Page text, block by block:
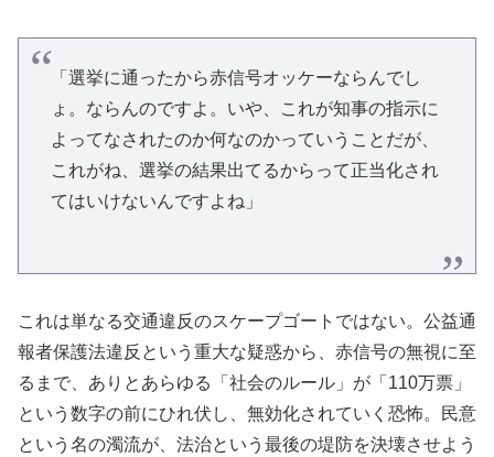
「選挙に通ったから赤信号オッケーならんでし
ょ。ならんのですよ。いや、これが知事の指示に
よってなされたのか何なのかっていうことだが、
これがね、選挙の結果出てるからって正当化され
てはいけないんですよね」
これは単なる交通違反のスケープゴートではない。公益通
報者保護法違反という重大な疑惑から、赤信号の無視に至
るまで、ありとあらゆる「社会のルール」が「110万票」
という数字の前にひれ伏し、無効化されていく恐怖。民意
という名の濁流が、法治という最後の堤防を決壊させよう